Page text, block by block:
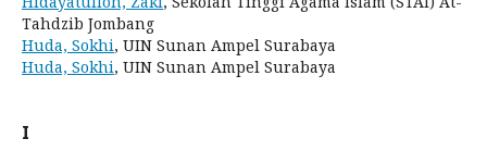
Tahdzib Jombang
Huda, Sokhi, UIN Sunan Ampel Surabaya
Huda, Sokhi, UIN Sunan Ampel Surabaya
I